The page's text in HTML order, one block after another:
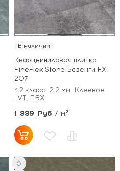
В наличии
Кварцвиниловая плитка
FineFlex Stone Безенги FX-
207
42 класс
2.2 мм
Клеевое
LVT, ПВХ
1 889 Руб / м²